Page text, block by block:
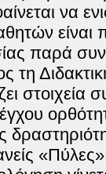
να
είναι
παρά
τη